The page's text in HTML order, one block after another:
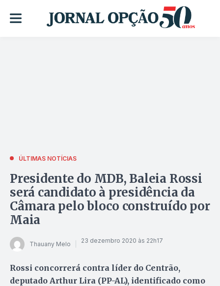
ÚLTIMAS NOTÍCIAS
Presidente do MDB, Baleia Rossi
será candidato à presidência da
Câmara pelo bloco construído por
Maia
Thauany Melo 23 dezembro 2020 às 22h17
Rossi concorrerá contra líder do Centrão,
deputado Arthur Lira (PP-AL), identificado como